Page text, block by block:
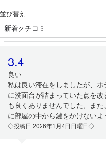
並び替え
3.4
良い
私は良い滞在をしましたが、
に洗面台が詰まっていた点を
も良くありませんでした。ま
に部屋の中から鍵をかけないよ
◇投稿日 2026年1月4日日曜日◇